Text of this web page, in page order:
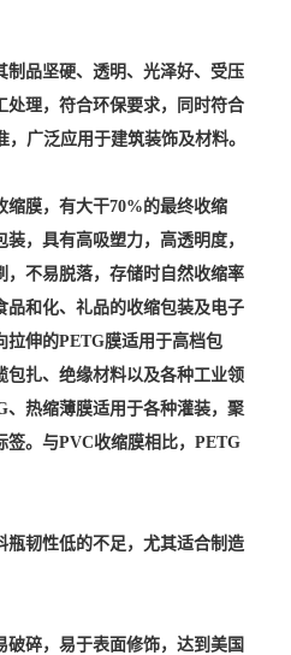
制品坚硬、透明、光泽好、受压
处理，符合环保要求，同时符合
广泛应用于建筑装饰及材料。
缩膜，有大干70%的最终收缩
，具有高吸塑力，高透明度，
，不易脱落，存储时自然收缩率
品和化、礼品的收缩包装及电子
拉伸的PETG膜适用于高档包
包扎、绝缘材料以及各种工业领
、热缩薄膜适用于各种灌装，聚
签。与PVC收缩膜相比，PETG
瓶韧性低的不足，尤其适合制造
碎，易于表面修饰，达到美国